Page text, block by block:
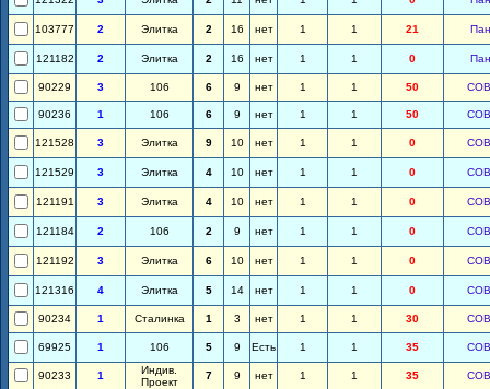
103777 2 Элитка 2 16 нет 1 1 21
121182 2 Элитка 2 16 нет 1 1 0
90229 3 106 6 9 нет 1 1 50
90236 1 106 6 9 нет 1 1 50
121528 3 Элитка 9 10 нет 1 1 0
121529 3 Элитка 4 10 нет 1 1 0
121191 3 Элитка 4 10 нет 1 1 0
121184 2 106 2 9 нет 1 1 0
121192 3 Элитка 6 10 нет 1 1 0
121316 4 Элитка 5 14 нет 1 1 0
90234 1 Сталинка 1 3 нет 1 1 30
69925 1 106 5 9 Есть 1 1 35
90233 1
Индив.
Проект
7 9 нет 1 1 35